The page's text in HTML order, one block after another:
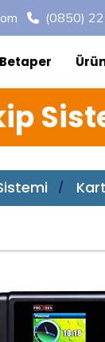
(0850)
Betaper